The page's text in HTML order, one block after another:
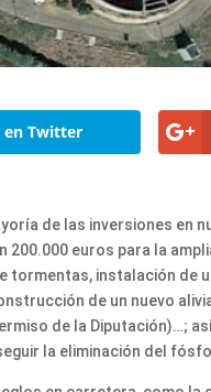
Twitter
de las inversiones en
euros para la
tormentas, instalación de
de un nuevo
de la Diputación)…;
la eliminación del